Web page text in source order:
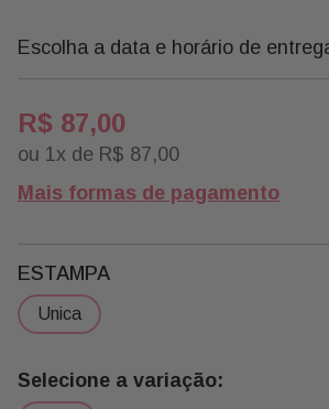
Escolha a data e horário de
R$ 87,00
ou 1 x de R$ 87,00
Mais formas de pagamento
ESTAMPA
unica